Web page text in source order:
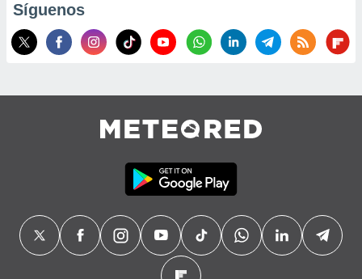
Síguenos